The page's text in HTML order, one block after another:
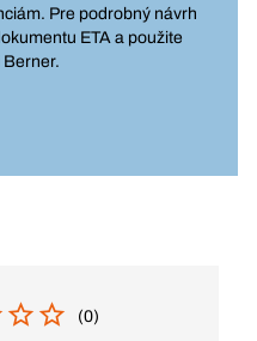
Pre podrobný návrh
ETA a použite
Berner.
(0)